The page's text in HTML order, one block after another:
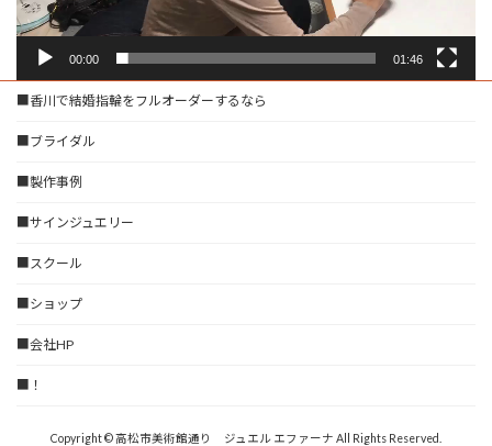
00:00 01:46
■香川で結婚指輪をフルオーダーするなら
■ブライダル
■製作事例
■サインジュエリー
■スクール
■ショップ
■会社HP
■！
Copyright © 高松市美術館通り ジュエル エファーナ All Rights Reserved.